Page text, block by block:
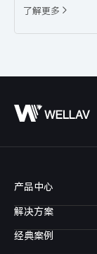
了解更多
产品中心
解决方案
经典案例